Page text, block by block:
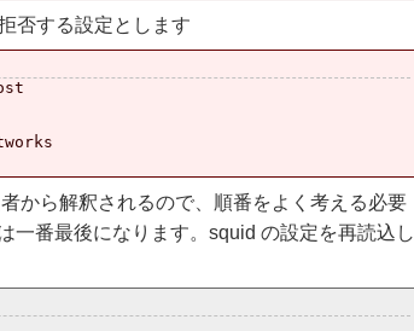
否する設定とします
から解釈されるので、順番をよく考える必要
一番最後になります。squid の設定を再読込し